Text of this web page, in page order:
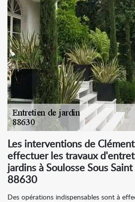
Les interventions de
effectuer les travaux
jardins à Soulosse Sous
88630
Des opérations indispensables sont à